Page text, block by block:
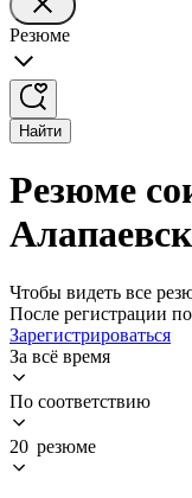
Резюме
Найти
Резюме
Чтобы видеть все
После регистрации
Зарегистрироваться
За всё время
По соответствию
20 резюме